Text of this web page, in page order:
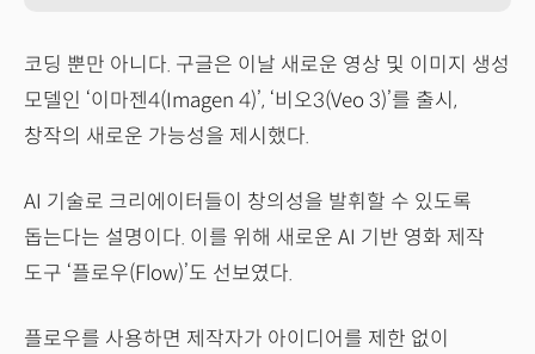
코딩 뿐만 아니다. 구글은 이날 새로운 영상 및 이미지 생성
모델인 ‘이마젠4(Imagen 4)’, ‘비오3(Veo 3)’를 출시,
창작의 새로운 가능성을 제시했다.
AI 기술로 크리에이터들이 창의성을 발휘할 수 있도록
돕는다는 설명이다. 이를 위해 새로운 AI 기반 영화 제작
도구 ‘플로우(Flow)’도 선보였다.
플로우를 사용하면 제작자가 아이디어를 제한 없이